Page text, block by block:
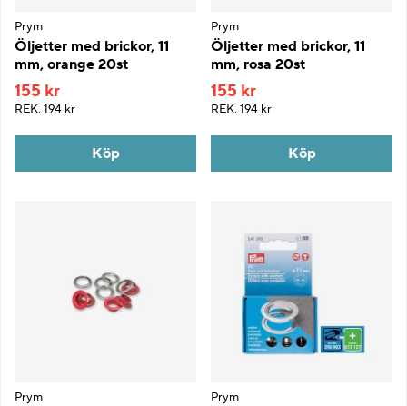
Prym
Öljetter med brickor, 11
mm, orange 20st
155 kr
REK. 194 kr
Köp
Prym
Öljetter med brickor, 11
mm, rosa 20st
155 kr
REK. 194 kr
Köp
Prym Prym